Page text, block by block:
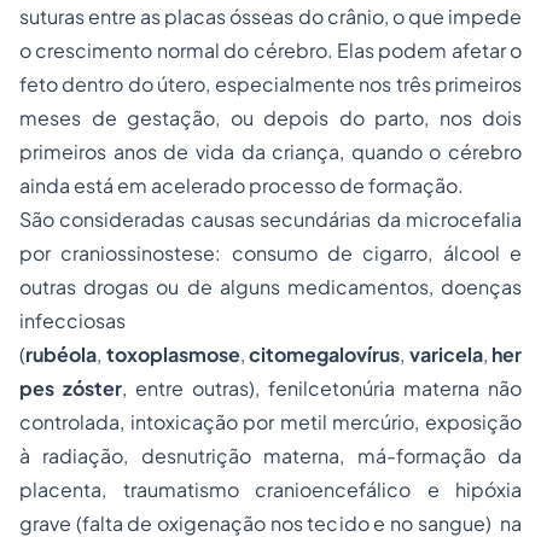
suturas entre as placas ósseas do crânio, o que impede
o crescimento normal do cérebro. Elas podem afetar o
feto dentro do útero, especialmente nos três primeiros
meses de gestação, ou depois do parto, nos dois
primeiros anos de vida da criança, quando o cérebro
ainda está em aceleradoprocessode formação.
São consideradas causas secundárias da microcefalia
por craniossinostese: consumo de cigarro, álcool e
outras drogas ou de alguns medicamentos, doenças
infecciosas
(rubéola, toxoplasmose,citomegalovírus, varicela, her
pes zóster, entre outras), fenilcetonúria materna não
controlada, intoxicação por metil mercúrio, exposição
à radiação, desnutrição materna, má-formação da
placenta, traumatismo cranioencefálico e hipóxia
grave (falta de oxigenação nos tecido e no sangue) na